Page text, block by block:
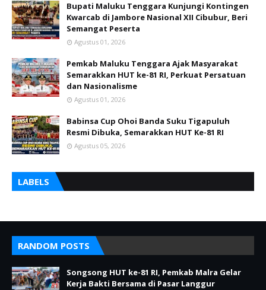
Bupati Maluku Tenggara Kunjungi Kontingen
Kwarcab di Jambore Nasional XII Cibubur, Beri
Semangat Peserta
Agustus 01, 2026
Pemkab Maluku Tenggara Ajak Masyarakat
Semarakkan HUT ke-81 RI, Perkuat Persatuan
dan Nasionalisme
Agustus 01, 2026
Babinsa Cup Ohoi Banda Suku Tigapuluh
Resmi Dibuka, Semarakkan HUT Ke-81 RI
Agustus 05, 2026
LABELS
RANDOM POSTS
Songsong HUT ke-81 RI, Pemkab Malra Gelar
Kerja Bakti Bersama di Pasar Langgur